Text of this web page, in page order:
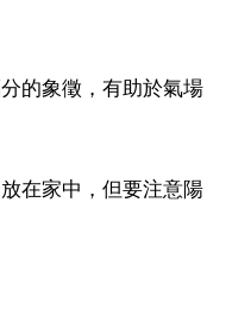
的象徵，有助於氣場
在家中，但要注意陽